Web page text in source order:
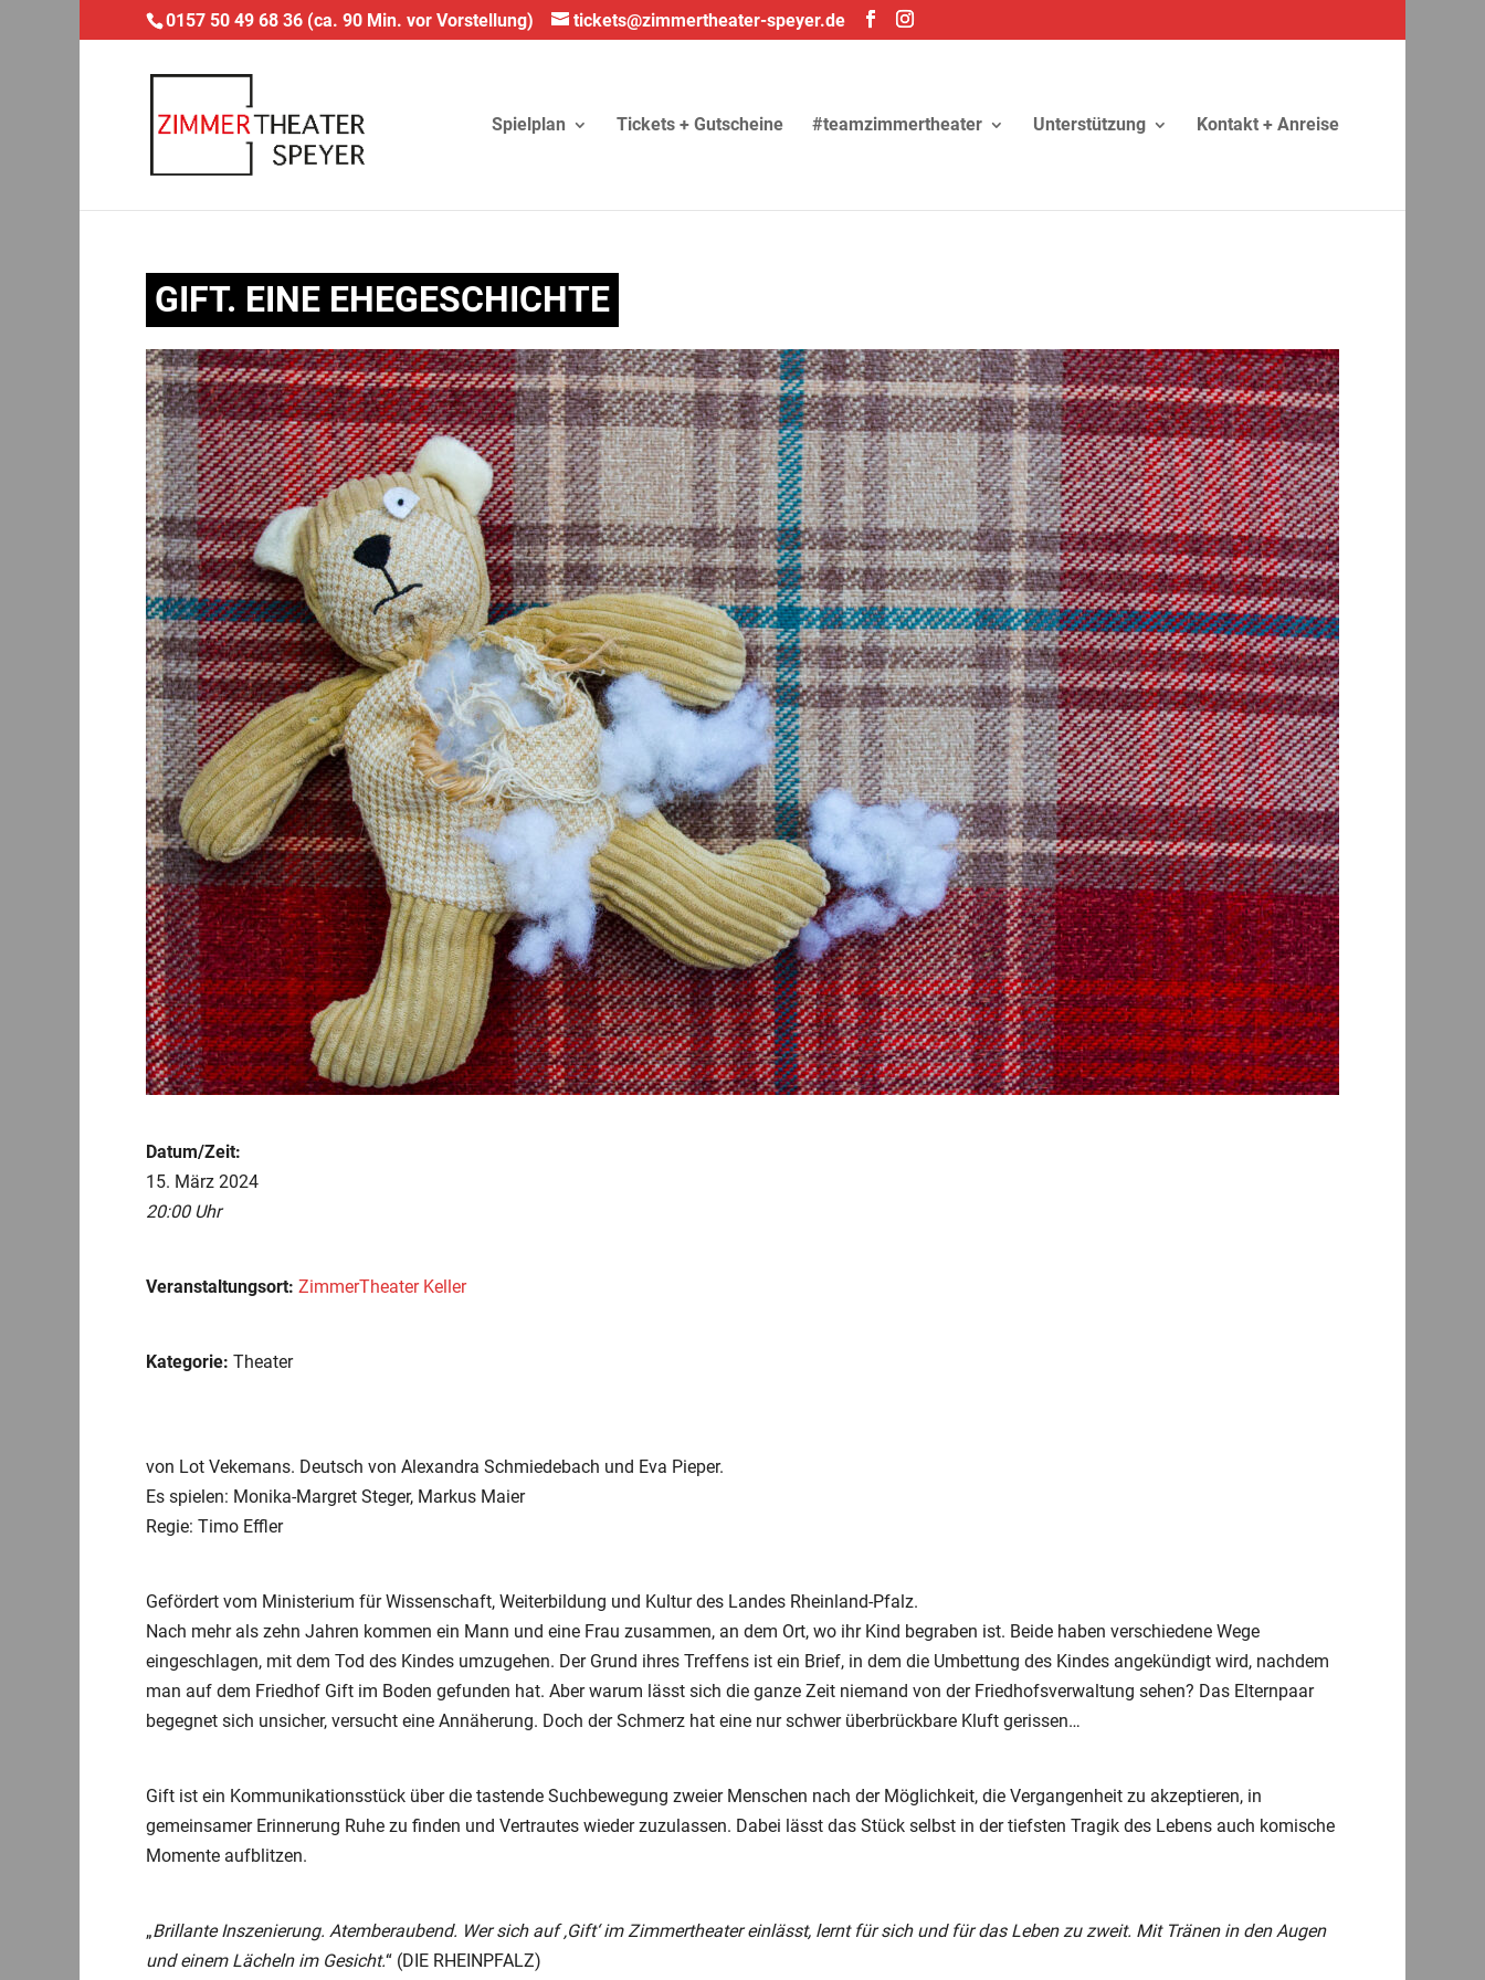
0157 50 49 68 36 (ca. 90 Min. vor Vorstellung) tickets@zimmertheater-speyer.de
Spielplan Tickets + Gutscheine #teamzimmertheater Unterstützung Kontakt + Anreise
GIFT. EINE EHEGESCHICHTE
Datum/Zeit:
15. März 2024
20:00 Uhr
Veranstaltungsort: ZimmerTheater Keller
Kategorie: Theater
von Lot Vekemans. Deutsch von Alexandra Schmiedebach und Eva Pieper.
Es spielen: Monika-Margret Steger, Markus Maier
Regie: Timo Effler
Gefördert vom Ministerium für Wissenschaft, Weiterbildung und Kultur des Landes Rheinland-Pfalz.
Nach mehr als zehn Jahren kommen ein Mann und eine Frau zusammen, an dem Ort, wo ihr Kind begraben ist. Beide haben verschiedene Wege
eingeschlagen, mit dem Tod des Kindes umzugehen. Der Grund ihres Treffens ist ein Brief, in dem die Umbettung des Kindes angekündigt wird, nachdem
man auf dem Friedhof Gift im Boden gefunden hat. Aber warum lässt sich die ganze Zeit niemand von der Friedhofsverwaltung sehen? Das Elternpaar
begegnet sich unsicher, versucht eine Annäherung. Doch der Schmerz hat eine nur schwer überbrückbare Kluft gerissen…
Gift ist ein Kommunikationsstück über die tastende Suchbewegung zweier Menschen nach der Möglichkeit, die Vergangenheit zu akzeptieren, in
gemeinsamer Erinnerung Ruhe zu finden und Vertrautes wieder zuzulassen. Dabei lässt das Stück selbst in der tiefsten Tragik des Lebens auch komische
Momente aufblitzen.
„Brillante Inszenierung. Atemberaubend. Wer sich auf ‚Gift‘ im Zimmertheater einlässt, lernt für sich und für das Leben zu zweit. Mit Tränen in den Augen
und einem Lächeln im Gesicht.“ (DIE RHEINPFALZ)